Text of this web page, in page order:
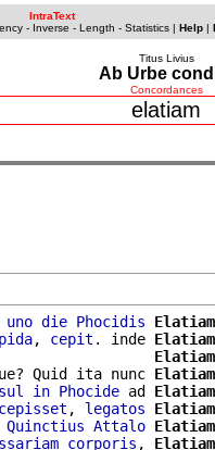
IntraText
- Inverse - Length - Statistics| Help|
Titus Livius
Ab Urbe
Concordances
elatiam
uno die Phocidis Elatiam
, cepit . inde Elatiam
Elatiam
Quid ita nunc Elatiam
in Phocide ad Elatiam
, legatos Elatiam
Quinctius Attalo Elatiam
corporis , Elatiam